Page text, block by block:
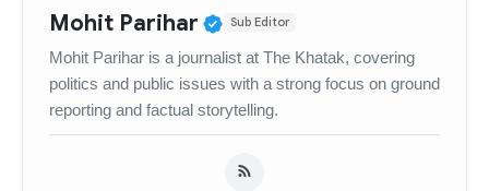
Mohit Parihar Verified Public Figure •
Sub Editor
Mohit Parihar is a journalist at The Khatak, covering
politics and public issues with a strong focus on ground
reporting and factual storytelling.